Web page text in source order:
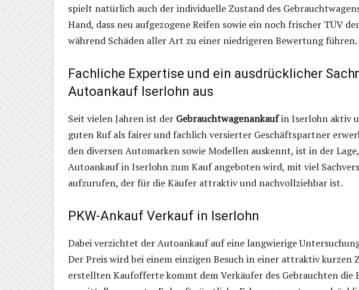
spielt natürlich auch der individuelle Zustand des
Hand, dass neu aufgezogene Reifen sowie ein noch frischer TÜV
während Schäden aller Art zu einer niedrigeren Bewertung führen.
Fachliche Expertise und ein ausdrücklicher
Autoankauf Iserlohn aus
Seit vielen Jahren ist der Gebrauchtwagenankaufin Iserlohn aktiv
guten Ruf als fairer und fachlich versierter Geschäftspartner
den diversen Automarken sowie Modellen auskennt, ist in der
Autoankauf in Iserlohn zum Kauf angeboten wird, mit viel
aufzurufen, der für die Käufer attraktiv und nachvollziehbar ist.
PKW-Ankauf Verkauf in Iserlohn
Dabei verzichtet der Autoankauf auf eine langwierige
Der Preis wird bei einem einzigen Besuch in einer attraktiv
erstellten Kaufofferte kommt dem Verkäufer des Gebrauchten die